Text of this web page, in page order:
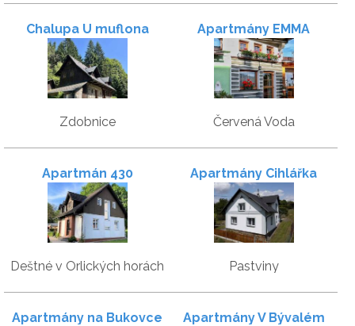
Chalupa U muflona
Zdobnice
Apartmány EMMA
Červená Voda
Apartmán 430
Deštné v Orlických horách
Apartmány Cihlářka
Pastviny
Apartmány na Bukovce
Apartmány V Bývalém